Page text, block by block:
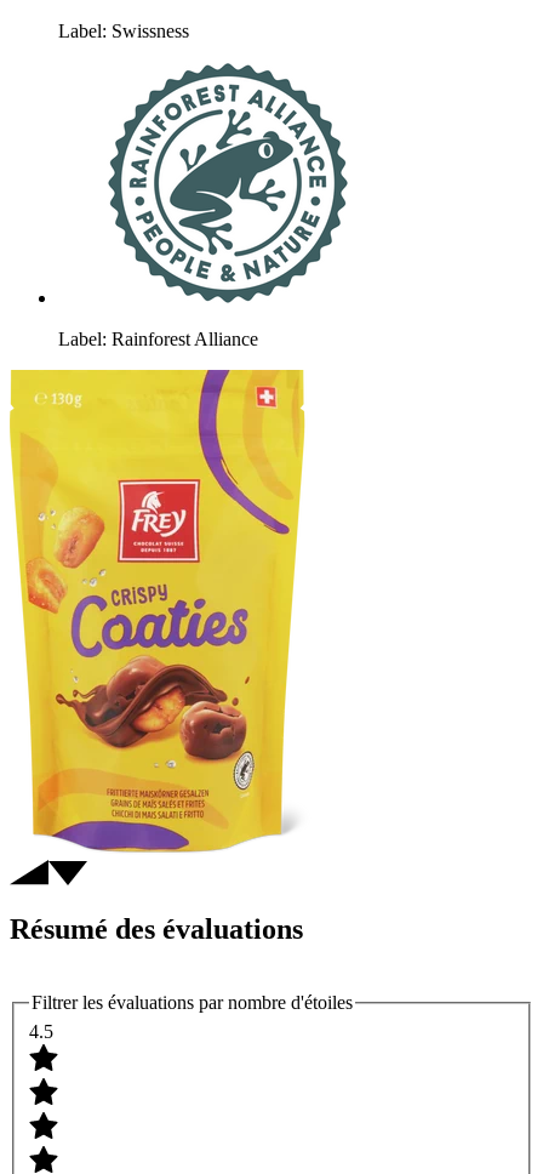
Label: Swissness
Label: Rainforest Alliance
Résumé des évaluations
Filtrer les évaluations par nombre d'étoiles
4.5